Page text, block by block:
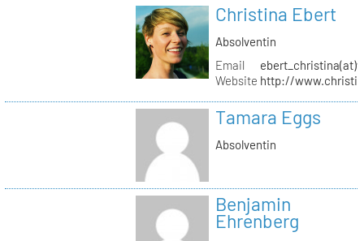
Christina Ebert
Absolventin
Email
Website http://
Tamara Eggs
Absolventin
Benjamin
Ehrenberg